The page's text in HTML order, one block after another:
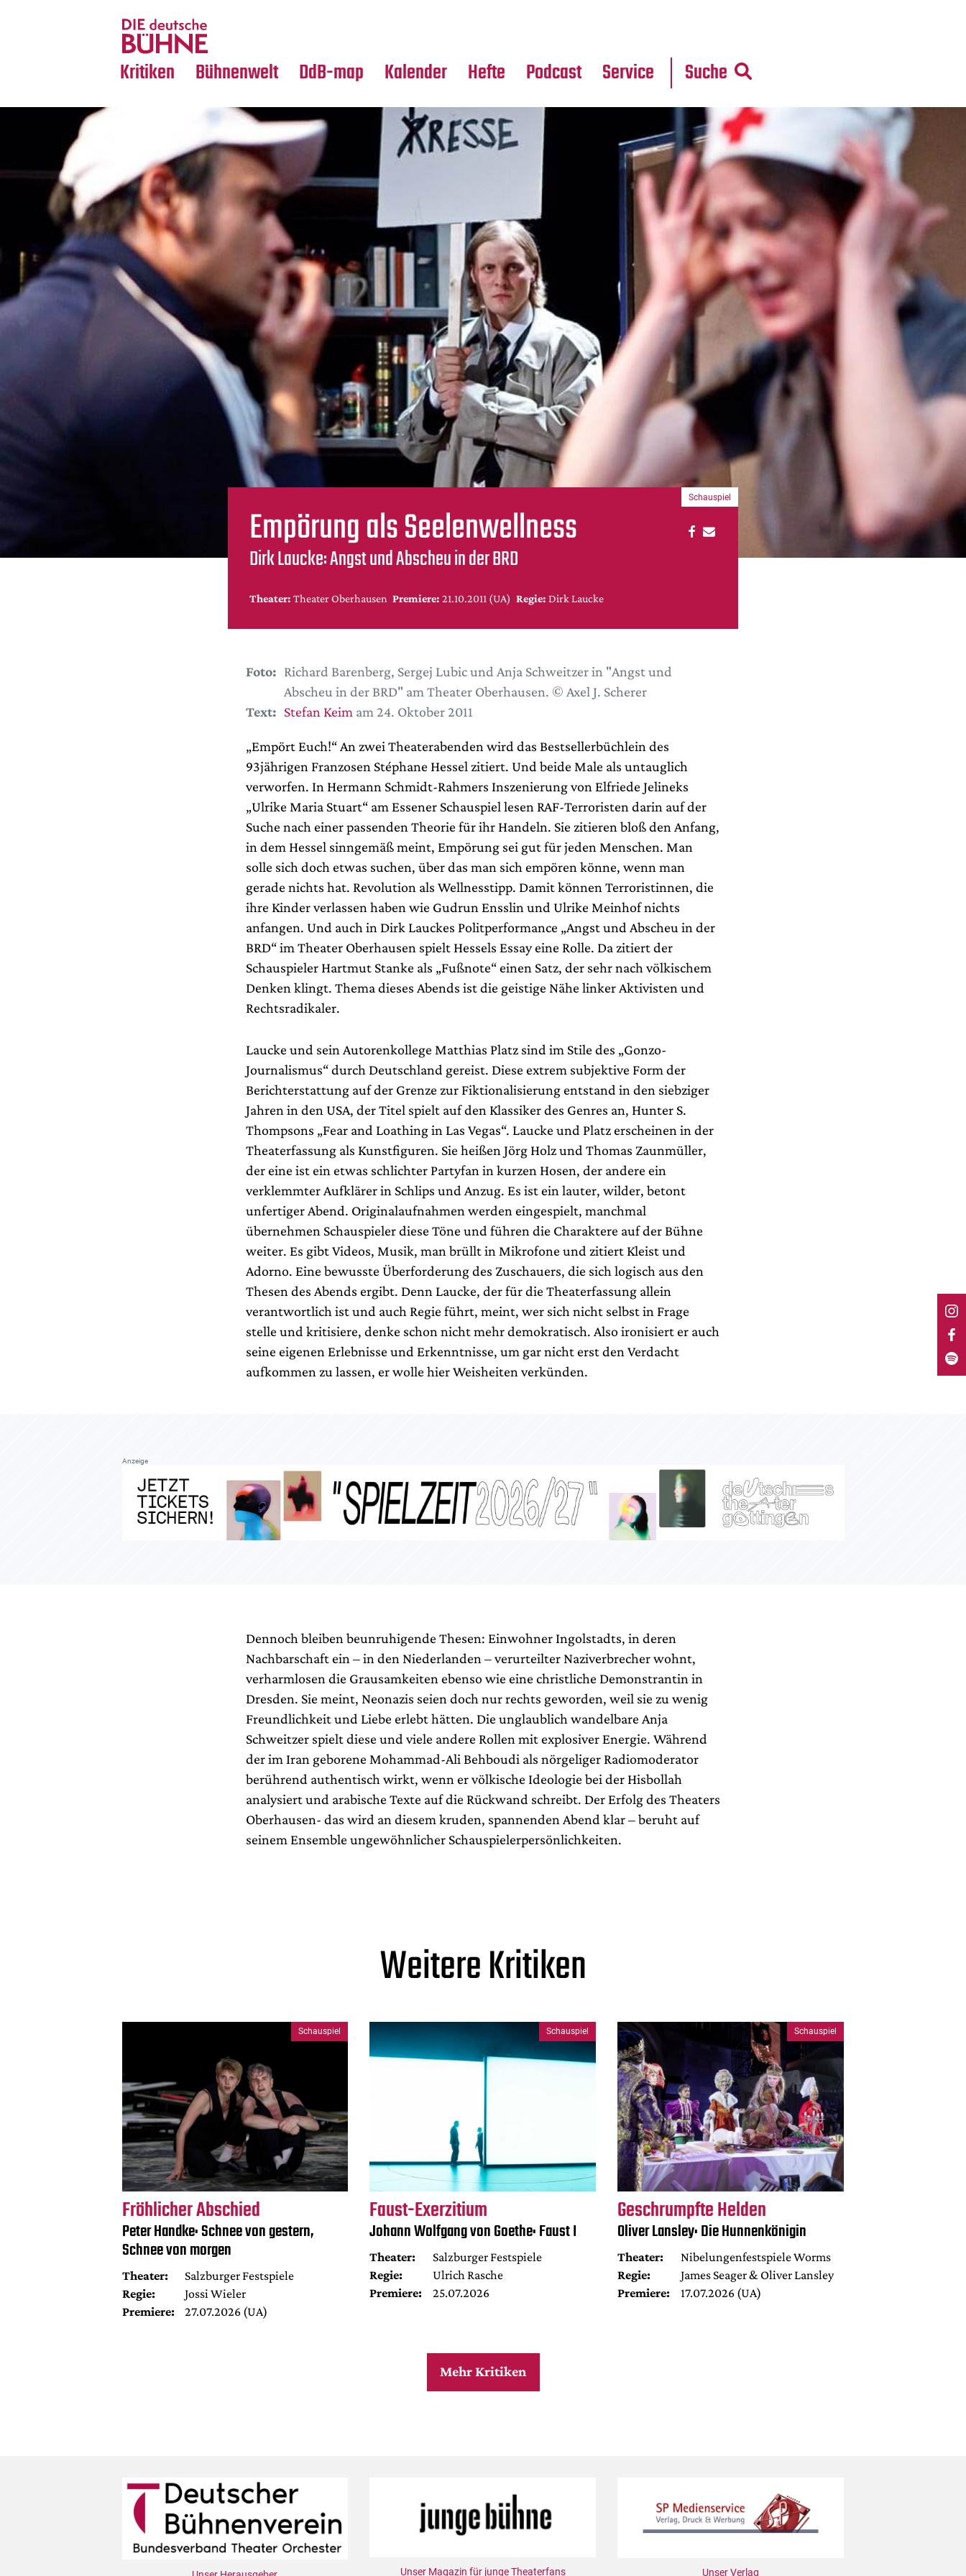
Kritiken
Crossover
Bühnenwelt
Medientipps
DdB-map Kalender Hefte Podcast Service Suche
Empörung als Seelenwellness
Dirk Laucke: Angst und Abscheu in der BRD
Theater: Theater Oberhausen Premiere: 21.10.2011 (UA) Regie: Dirk Laucke
Schauspiel
Foto: Richard Barenberg, Sergej Lubic und Anja Schweitzer in "Angst und
Abscheu in der BRD" am Theater Oberhausen. © Axel J. Scherer
Text: Stefan Keim am 24. Oktober 2011
„Empört Euch!“ An zwei Theaterabenden wird das Bestsellerbüchlein des
93jährigen Franzosen Stéphane Hessel zitiert. Und beide Male als untauglich
verworfen. In Hermann Schmidt-Rahmers Inszenierung von Elfriede Jelineks
„Ulrike Maria Stuart“ am Essener Schauspiel lesen RAF-Terroristen darin auf der
Suche nach einer passenden Theorie für ihr Handeln. Sie zitieren bloß den Anfang,
in dem Hessel sinngemäß meint, Empörung sei gut für jeden Menschen. Man
solle sich doch etwas suchen, über das man sich empören könne, wenn man
gerade nichts hat. Revolution als Wellnesstipp. Damit können Terroristinnen, die
ihre Kinder verlassen haben wie Gudrun Ensslin und Ulrike Meinhof nichts
anfangen. Und auch in Dirk Lauckes Politperformance „Angst und Abscheu in der
BRD“ im Theater Oberhausen spielt Hessels Essay eine Rolle. Da zitiert der
Schauspieler Hartmut Stanke als „Fußnote“ einen Satz, der sehr nach völkischem
Denken klingt. Thema dieses Abends ist die geistige Nähe linker Aktivisten und
Rechtsradikaler.
Laucke und sein Autorenkollege Matthias Platz sind im Stile des „Gonzo-
Journalismus“ durch Deutschland gereist. Diese extrem subjektive Form der
Berichterstattung auf der Grenze zur Fiktionalisierung entstand in den siebziger
Jahren in den USA, der Titel spielt auf den Klassiker des Genres an, Hunter S.
Thompsons „Fear and Loathing in Las Vegas“. Laucke und Platz erscheinen in der
Theaterfassung als Kunstfiguren. Sie heißen Jörg Holz und Thomas Zaunmüller,
der eine ist ein etwas schlichter Partyfan in kurzen Hosen, der andere ein
verklemmter Aufklärer in Schlips und Anzug. Es ist ein lauter, wilder, betont
unfertiger Abend. Originalaufnahmen werden eingespielt, manchmal
übernehmen Schauspieler diese Töne und führen die Charaktere auf der Bühne
weiter. Es gibt Videos, Musik, man brüllt in Mikrofone und zitiert Kleist und
Adorno. Eine bewusste Überforderung des Zuschauers, die sich logisch aus den
Thesen des Abends ergibt. Denn Laucke, der für die Theaterfassung allein
verantwortlich ist und auch Regie führt, meint, wer sich nicht selbst in Frage
stelle und kritisiere, denke schon nicht mehr demokratisch. Also ironisiert er auch
seine eigenen Erlebnisse und Erkenntnisse, um gar nicht erst den Verdacht
aufkommen zu lassen, er wolle hier Weisheiten verkünden.
Anzeige
Dennoch bleiben beunruhigende Thesen: Einwohner Ingolstadts, in deren
Nachbarschaft ein – in den Niederlanden – verurteilter Naziverbrecher wohnt,
verharmlosen die Grausamkeiten ebenso wie eine christliche Demonstrantin in
Dresden. Sie meint, Neonazis seien doch nur rechts geworden, weil sie zu wenig
Freundlichkeit und Liebe erlebt hätten. Die unglaublich wandelbare Anja
Schweitzer spielt diese und viele andere Rollen mit explosiver Energie. Während
der im Iran geborene Mohammad-Ali Behboudi als nörgeliger Radiomoderator
berührend authentisch wirkt, wenn er völkische Ideologie bei der Hisbollah
analysiert und arabische Texte auf die Rückwand schreibt. Der Erfolg des Theaters
Oberhausen- das wird an diesem kruden, spannenden Abend klar – beruht auf
seinem Ensemble ungewöhnlicher Schauspielerpersönlichkeiten.
Weitere Kritiken
Schauspiel
Fröhlicher Abschied
Peter Handke: Schnee von gestern,
Schnee von morgen
Theater:
Salzburger Festspiele
Regie:
Jossi Wieler
Premiere:
27.07.2026 (UA)
Schauspiel
Faust-Exerzitium
Johann Wolfgang von Goethe: Faust I
Theater:
Salzburger Festspiele
Regie:
Ulrich Rasche
Premiere:
25.07.2026
Schauspiel
Geschrumpfte Helden
Oliver Lansley: Die Hunnenkönigin
Theater:
Nibelungenfestspiele Worms
Regie:
James Seager & Oliver Lansley
Premiere:
17.07.2026 (UA)
Mehr Kritiken
Unser Magazin für junge Theaterfans Unser Verlag